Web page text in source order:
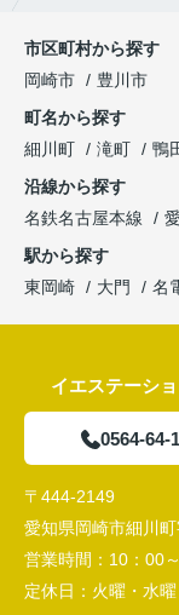
市区町村から探す
岡崎市
豊川市
町名から探す
細川町
滝町 鴨
沿線から探す
名鉄名古屋本線
駅から探す
東岡崎
大門 名
イエステーシ
0564-64-
〒444-2149
愛知県岡崎市細川
営業時間： 10：00
定休日： 火曜・水曜